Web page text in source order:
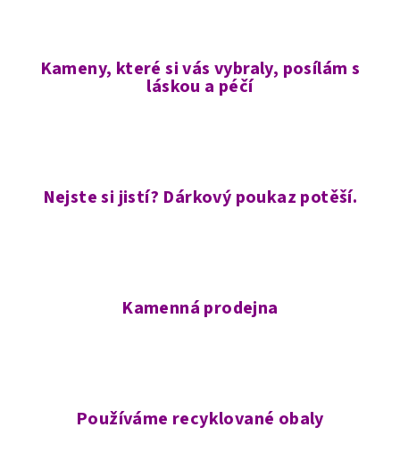
Kameny, které si vás vybraly, posílám s
láskou a péčí
Nejste si jistí? Dárkový poukaz potěší.
Kamenná prodejna
Používáme recyklované obaly